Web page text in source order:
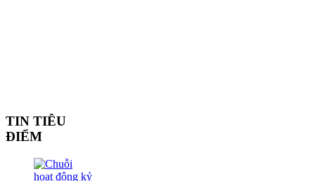
TIN TIÊU
ĐIỂM